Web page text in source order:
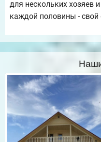
для нескольких хозяев
каждой половины - свой